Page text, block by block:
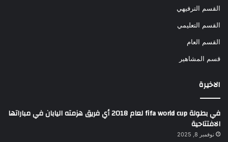
القسم الترفيهي
القسم التعليمي
القسم العام
قسم المشاهير
الاخيرة
في بطولة fifa world cup لعام 2018 أي فريق هزمته اليابان في مباراتها
الافتتاحية
نوفمبر 8, 2025